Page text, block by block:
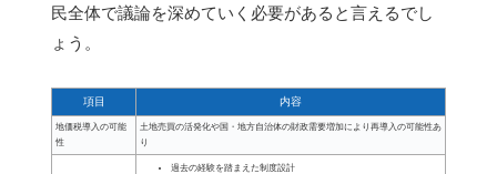
民全体で議論を深めていく必要があると言えるでし
ょう。
項目 内容
地価税導入の可能
性
土地売買の活発化や国・地方自治体の財政需要増加により再導入の可能性あ
り
過去の経験を踏まえた制度設計